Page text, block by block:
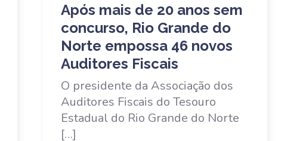
Após mais de 20 anos sem
concurso, Rio Grande do
Norte empossa 46 novos
Auditores Fiscais
O presidente da Associação dos
Auditores Fiscais do Tesouro
Estadual do Rio Grande do Norte
[…]